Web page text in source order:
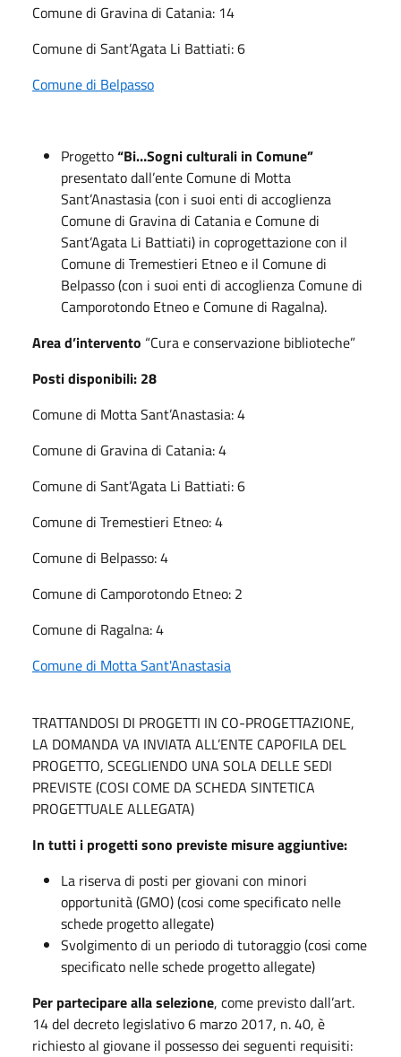
Comune di Gravina di Catania: 14
Comune di Sant’Agata Li Battiati: 6
Comune di Belpasso
Progetto“Bi…Sogni culturali in Comune”
presentato dall’ente Comune di Motta
Sant’Anastasia (con i suoi enti di accoglienza
Comune di Gravina di Catania e Comune di
Sant’Agata Li Battiati) in coprogettazione con il
Comune di Tremestieri Etneo e il Comune di
Belpasso (con i suoi enti di accoglienza Comune di
Camporotondo Etneo e Comune di Ragalna).
Area d’intervento “Cura e conservazione biblioteche”
Posti disponibili: 28
Comune di Motta Sant’Anastasia: 4
Comune di Gravina di Catania: 4
Comune di Sant’Agata Li Battiati: 6
Comune di Tremestieri Etneo: 4
Comune di Belpasso: 4
Comune di Camporotondo Etneo: 2
Comune di Ragalna: 4
Comune di Motta Sant'Anastasia
TRATTANDOSI DI PROGETTI IN CO-PROGETTAZIONE,
LA DOMANDA VA INVIATA ALL’ENTE CAPOFILA DEL
PROGETTO, SCEGLIENDO UNA SOLA DELLE SEDI
PREVISTE (COSI COME DA SCHEDA SINTETICA
PROGETTUALE ALLEGATA)
In tutti i progetti sono previste misure aggiuntive:
La riserva di posti per giovani con minori
opportunità (GMO) (cosi come specificato nelle
schede progetto allegate)
Svolgimento di un periodo di tutoraggio (cosi come
specificato nelle schede progetto allegate)
Per partecipare alla selezione, come previsto dall’art.
14 del decreto legislativo 6 marzo 2017, n. 40, è
richiesto al giovane il possesso dei seguenti requisiti: